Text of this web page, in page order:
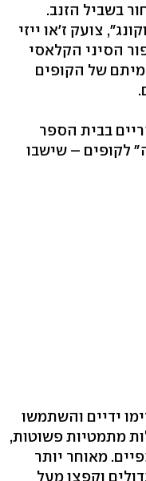
בשביל הזנב.
צועק ז'או ייזי
הסיני הקלאסי
של הקופים
בבית הספר
לקופים – שישבו
ידיים והשתמשו
מתמטיות פשוטות,
מאוחר יותר
וקפצו מעל